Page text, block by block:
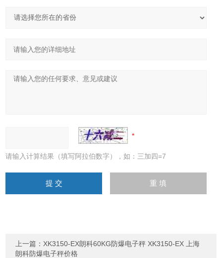
请输入计算结果（填写阿拉伯数字），如：三加四=7
上一篇： XK3150-EX朗科60KG防爆电子秤 XK3150-EX 上海
朗科防爆电子秤价格